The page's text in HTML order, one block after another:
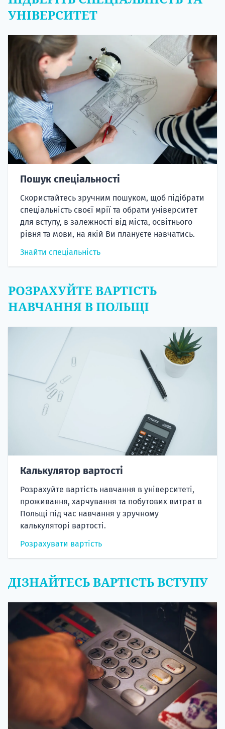
УНІВЕРСИТЕТ
Пошук спеціальності
Скористайтесь зручним пошуком, щоб підібрати
спеціальність своєї мрії та обрати університет
для вступу, в залежності від міста, освітнього
рівня та мови, на якій Ви плануєте навчатись.
Знайти спеціальність
РОЗРАХУЙТЕ ВАРТІСТЬ
НАВЧАННЯ В ПОЛЬЩІ
Калькулятор вартості
Розрахуйте вартість навчання в університеті,
проживання, харчування та побутових витрат в
Польщі під час навчання у зручному
калькуляторі вартості.
Розрахувати вартість
ДІЗНАЙТЕСЬ ВАРТІСТЬ ВСТУПУ